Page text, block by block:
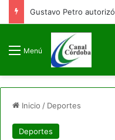
Menú
Inicio / Deportes
Deportes